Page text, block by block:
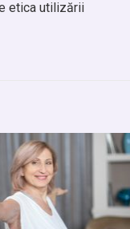
etica utilizării